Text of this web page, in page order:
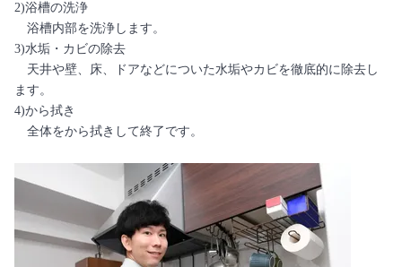
2)浴槽の洗浄
浴槽内部を洗浄します。
3)水垢・カビの除去
天井や壁、床、ドアなどについた水垢やカビを徹底的に除去し
ます。
4)から拭き
全体をから拭きして終了です。